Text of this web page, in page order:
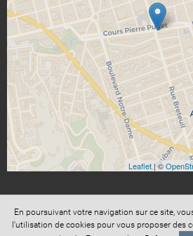
Leaflet| ©
Accès administration Confidentialité
En poursuivant votre navigation sur ce site,
l'utilisation de cookies pour vous proposer des